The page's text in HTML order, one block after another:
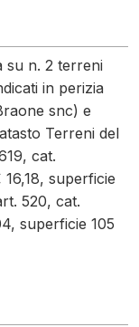
su n. 2 terreni
in perizia
snc) e
Terreni del
cat.
superficie
520, cat.
superficie 105